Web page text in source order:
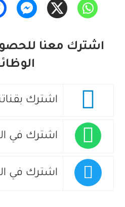
اشترك معنا
اشترك
اشترك في
اشترك في